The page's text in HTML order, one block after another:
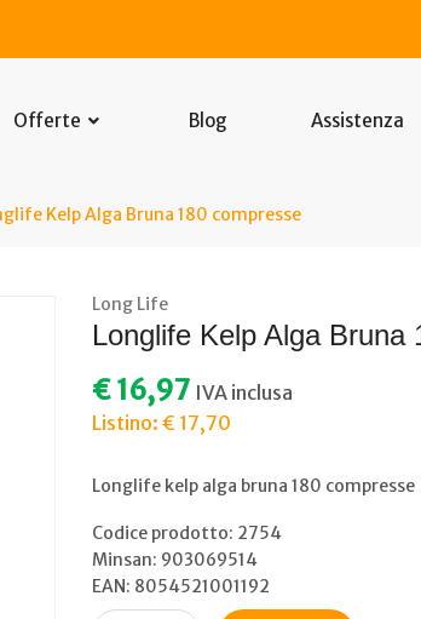
Offerte Blog Assistenza
Kelp Alga Bruna 180 compresse
Long Life
Longlife Kelp Alga Bruna
€ 16,97 IVA inclusa
Listino: € 17,70
Longlife kelp alga bruna 180 compresse
Codice prodotto: 2754
Minsan: 903069514
EAN: 8054521001192